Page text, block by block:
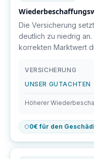
Die Versicherung
deutlich zu niedrig
korrekten Marktwert
VERSICHERUNG
UNSER GUTACHTEN
Höherer
0€ für den